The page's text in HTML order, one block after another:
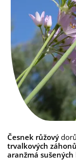
Česnek růžový
trvalkových záhonů
aranžmá